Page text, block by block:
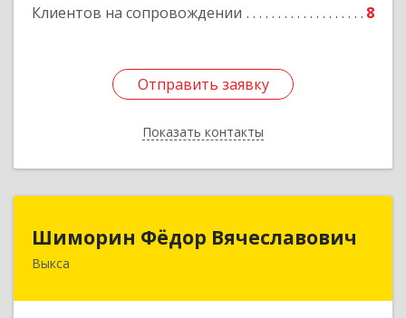
Клиентов на сопровождении 8
Отправить заявку
Показать контакты
Подробнее
Отправить заявку
Назад
Шиморин Фёдор Вячеславович
Выкса
Шиморин Фёдор Вячеславович